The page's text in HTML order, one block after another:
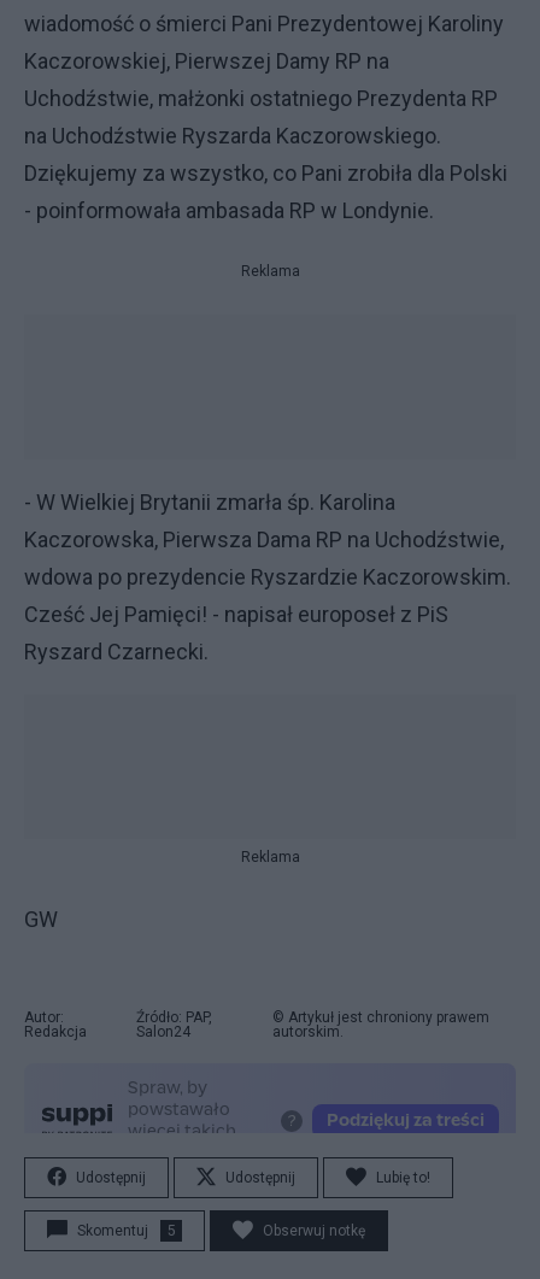
wiadomość o śmierci Pani Prezydentowej Karoliny
Kaczorowskiej, Pierwszej Damy RP na
Uchodźstwie, małżonki ostatniego Prezydenta RP
na Uchodźstwie Ryszarda Kaczorowskiego.
Dziękujemy za wszystko, co Pani zrobiła dla Polski
- poinformowała ambasada RP w Londynie.
Reklama
- W Wielkiej Brytanii zmarła śp. Karolina
Kaczorowska, Pierwsza Dama RP na Uchodźstwie,
wdowa po prezydencie Ryszardzie Kaczorowskim.
Cześć Jej Pamięci! - napisał europoseł z PiS
Ryszard Czarnecki.
Reklama
GW
Autor:
Redakcja
Źródło: PAP,
Salon24
© Artykuł jest chroniony prawem
autorskim.
Udostępnij Udostępnij Lubię to!
Skomentuj 5 Obserwuj notkę